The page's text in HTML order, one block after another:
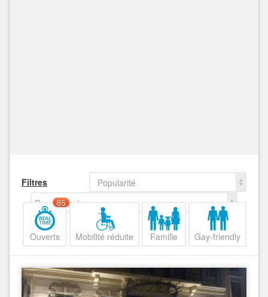
Filtres
Popularité
Decroissant
Ouverts
85
Mobilité réduite Famille Gay-friendly